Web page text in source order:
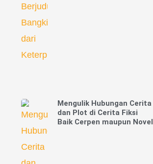
Mengulik Hubungan Cerita
dan Plot di Cerita Fiksi
Baik Cerpen maupun Novel